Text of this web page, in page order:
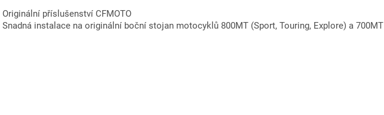
Originální příslušenství CFMOTO
Snadná instalace na originální boční stojan motocyklů 800MT (Sport, Touring, Explore) a 700MT